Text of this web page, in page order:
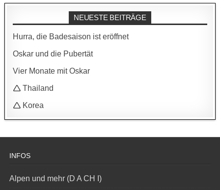
NEUESTE BEITRÄGE
Hurra, die Badesaison ist eröffnet
Oskar und die Pubertät
Vier Monate mit Oskar
🛆 Thailand
🛆 Korea
INFOS
Alpen und mehr (D A CH I)